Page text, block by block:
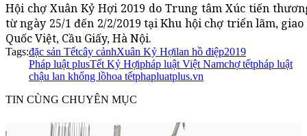
Hội chợ Xuân Kỷ Hợi 2019 do Trung tâm Xúc tiến
từ ngày 25/1 đến 2/2/2019 tại Khu hội chợ triển lãm,
Quốc Việt, Cầu Giấy, Hà Nội.
Tags:đặc sản Tếtcây cảnhXuân Kỷ Hợilan hồ điệp2019
Pháp luật plusTết Kỷ Hợipháp luật Việt Namchợ tếtpháp luật
chậu lan khổng lồhoa tếtphapluatplus.vn
TIN CÙNG CHUYÊN MỤC